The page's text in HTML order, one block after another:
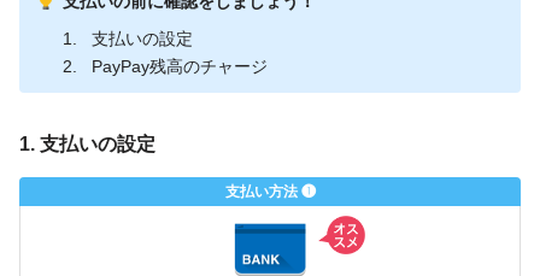
支払いの設定
PayPay残高のチャージ
1. 支払いの設定
支払い方法 ❶